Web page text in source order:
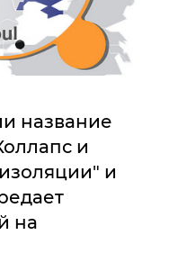
название
и
и
на